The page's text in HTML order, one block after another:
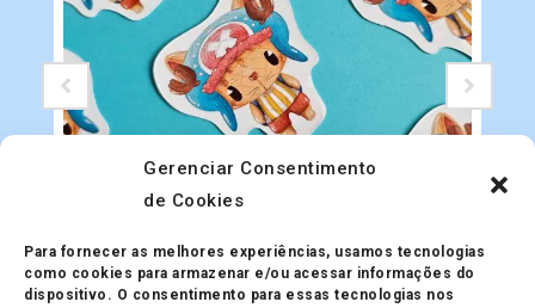
Gerenciar Consentimento
de Cookies
Para fornecer as melhores experiências, usamos tecnologias
como cookies para armazenar e/ou acessar informações do
dispositivo. O consentimento para essas tecnologias nos
Adesivos
Adesivo Holográfico One
R$5.00